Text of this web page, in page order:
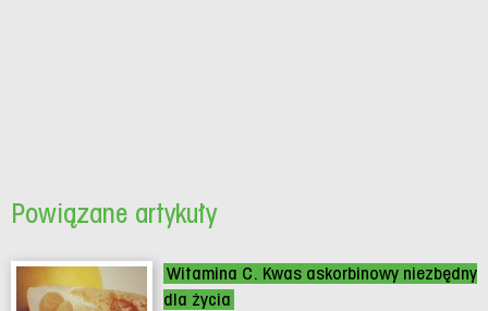
Powiązane artykuły
Witamina C. Kwas askorbinowy niezbędny
dla życia